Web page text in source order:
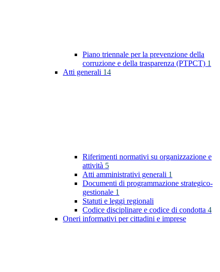
Piano triennale per la prevenzione della
corruzione e della trasparenza (PTPCT) 1
Atti generali 14
Riferimenti normativi su organizzazione e
attività 5
Atti amministrativi generali 1
Documenti di programmazione strategico-
gestionale 1
Statuti e leggi regionali
Codice disciplinare e codice di condotta 4
Oneri informativi per cittadini e imprese